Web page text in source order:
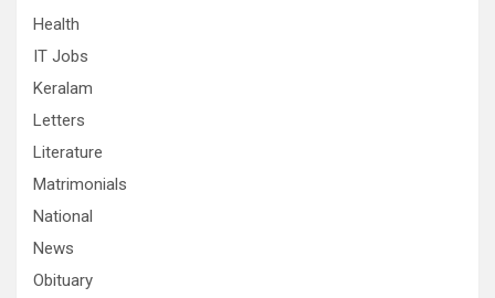
Health
IT Jobs
Keralam
Letters
Literature
Matrimonials
National
News
Obituary